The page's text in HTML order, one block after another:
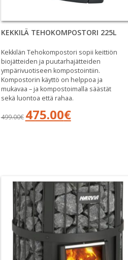
KEKKILÄ TEHOKOMPOSTORI 225L
Kekkilän Tehokompostori sopii keittiön
biojätteiden ja puutarhajätteiden
ympärivuotiseen kompostointiin.
Kompostorin käyttö on helppoa ja
mukavaa – ja kompostoimalla säästät
sekä luontoa että rahaa.
499.00€
Alkuperäinen
hinta
475.00€Nykyinen
hinta